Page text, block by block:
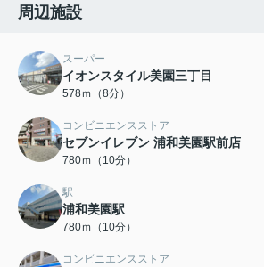
周辺施設
スーパー
イオンスタイル美園三丁目
578ｍ（8分）
コンビニエンスストア
セブンイレブン 浦和美園駅前店
780ｍ（10分）
駅
浦和美園駅
780ｍ（10分）
コンビニエンスストア